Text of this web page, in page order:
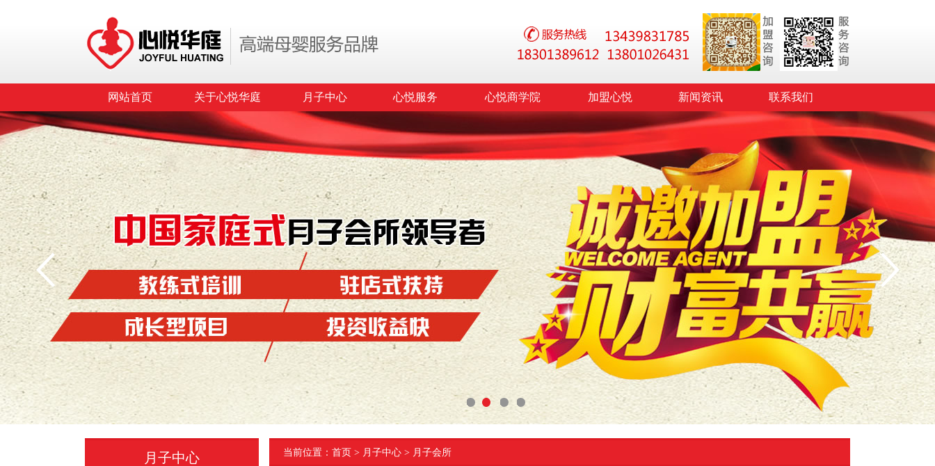
网站首页 关于心悦华庭 月子中心 心悦服务 心悦商学院 加盟心悦 新闻资讯 联系我们
2 4
月子中心 当前位置： 首页 > 月子中心 > 月子会所